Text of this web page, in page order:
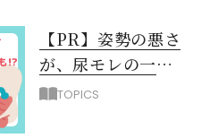
【PR】姿勢の悪さ
が、尿モレの一
因！？ 骨盤底筋
TOPICS